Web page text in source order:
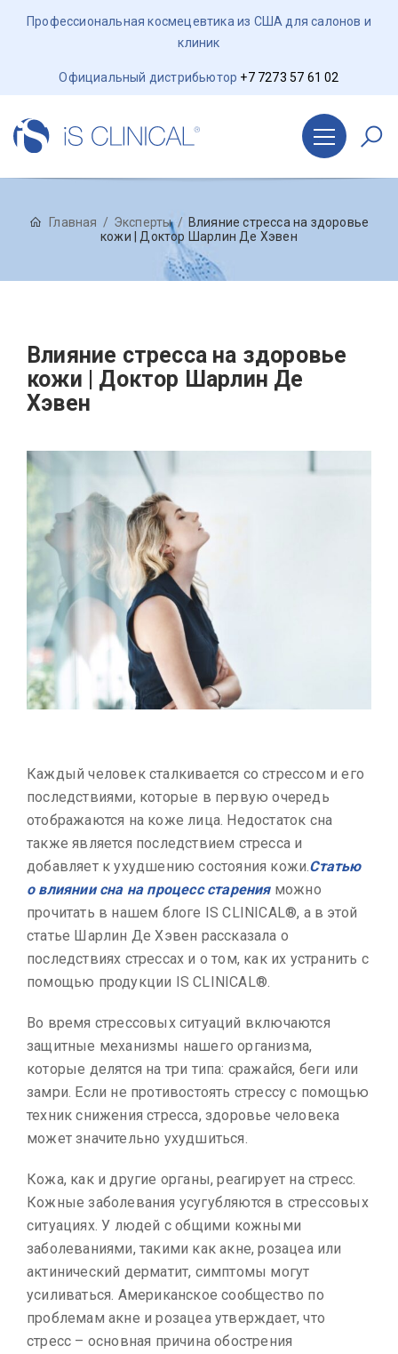
Профессиональная космецевтика из США для салонов и
клиник
Официальный дистрибьютор +7 7273 57 61 02
Главная Эксперты
Влияние стресса на здоровье
кожи | Доктор Шарлин Де Хэвен
Влияние стресса на здоровье
кожи | Доктор Шарлин Де
Хэвен
Каждый человек сталкивается со стрессом и его
последствиями, которые в первую очередь
отображаются на коже лица. Недостаток сна
также является последствием стресса и
добавляет к ухудшению состояния кожи. Статью
о влиянии сна на процесс старенияможно
прочитать в нашем блоге IS CLINICAL®, а в этой
статье Шарлин Де Хэвен рассказала о
последствиях стрессах и о том, как их устранить с
помощью продукции IS CLINICAL®.
Во время стрессовых ситуаций включаются
защитные механизмы нашего организма,
которые делятся на три типа: сражайся, беги или
замри. Если не противостоять стрессу с помощью
техник снижения стресса, здоровье человека
может значительно ухудшиться.
Кожа, как и другие органы, реагирует на стресс.
Кожные заболевания усугубляются в стрессовых
ситуациях. У людей с общими кожными
заболеваниями, такими как акне, розацеа или
актинический дерматит, симптомы могут
усиливаться. Американское сообщество по
проблемам акне и розацеа утверждает, что
стресс – основная причина обострения